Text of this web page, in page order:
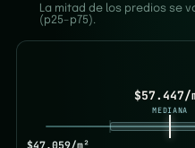
La mitad de los predios se
(p25–p75).
$47.059/m²
$57.447/
MEDIANA